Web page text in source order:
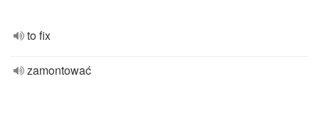
to fix
zamontować